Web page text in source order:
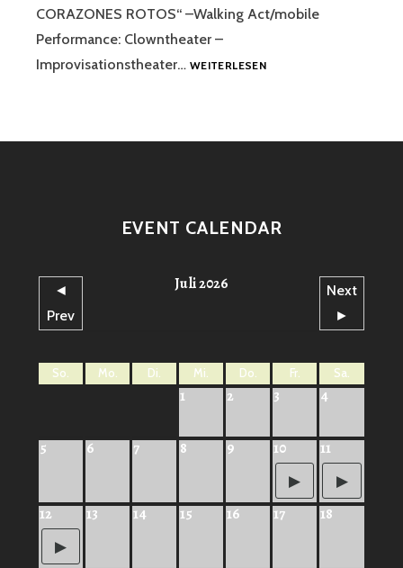
CORAZONES ROTOS“ –Walking Act/mobile
Performance: Clowntheater –
Improvisationstheater… WEITERLESEN„DIE
EVENT CALENDAR
◄
Prev
Juli 2026
Next
►
So. Mo. Di. Mi. Do. Fr. Sa.
1 2 3 4
5 6 7 8 9 10 11
12 13 14 15 16 17 18